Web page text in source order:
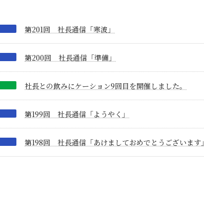
第201回 社長通信「寒波」
第200回 社長通信「準備」
社長との飲みにケーション9回目を開催しました。
第199回 社長通信「ようやく」
第198回 社長通信「あけましておめでとうございます」